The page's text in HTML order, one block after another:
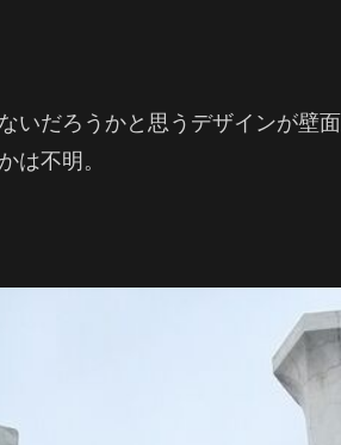
いだろうかと思うデザインが壁
は不明。